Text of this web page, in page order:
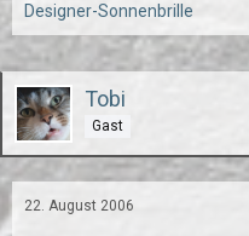
Designer-Sonnenbrille
Tobi
Gast
22. August 2006